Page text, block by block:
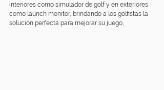
interiores como simulador de golf y en exteriores
como launch monitor, brindando a los golfistas la
solución perfecta para mejorar su juego,